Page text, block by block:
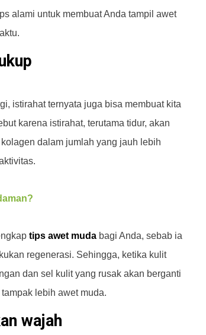
alami untuk membuat Anda tampil awet
istirahat ternyata juga bisa membuat kita
karena istirahat, terutama tidur, akan
dalam jumlah yang jauh lebih
tips awet muda bagi Anda, sebab ia
regenerasi. Sehingga, ketika kulit
dan sel kulit yang rusak akan berganti
lebih awet muda.
wajah